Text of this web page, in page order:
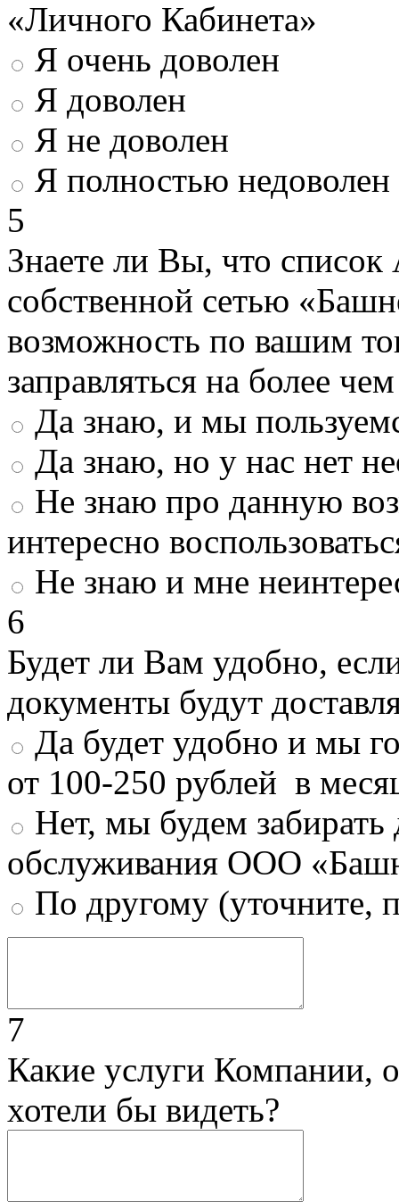
«Личного Кабинета»
Я очень доволен
Я доволен
Я не доволен
Я полностью недоволен
5
Знаете ли Вы, что
собственной сетью
возможность по вашим
заправляться на более
Да знаю, и мы
Да знаю, но у нас нет
Не знаю про данную
интересно
Не знаю и мне
6
Будет ли Вам удобно,
документы будут
Да будет удобно и мы
от 100-250 рублей в
Нет, мы будем
обслуживания ООО
По другому (уточните,
7
Какие услуги Компании,
хотели бы видеть?